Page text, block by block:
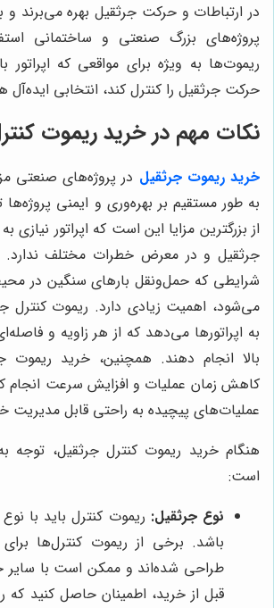
در ارتباطات و حرکت جرثقیل بهره می‌برند و
پروژه‌های بزرگ صنعتی و ساختمانی
ریموت‌ها به ویژه برای مواقعی که اپراتور
حرکت جرثقیل را کنترل کند، انتخابی ایده‌آل
نکات مهم در خرید ریموت
خرید ریموت جرثقیل در پروژه‌های صنعتی
به طور مستقیم بر بهره‌وری و ایمنی پروژه‌ها
از بزرگترین مزایا این است که اپراتور نیازی
جرثقیل و در معرض خطرات مختلف ندارد.
شرایطی که حمل‌ونقل بارهای سنگین در
می‌شود، اهمیت زیادی دارد. ریموت کنترل
به اپراتورها می‌دهد که از هر زاویه و
بالا انجام دهند. همچنین، خرید ریموت
کاهش زمان عملیات و افزایش سرعت انجام
عملیات‌های پیچیده به راحتی قابل مدیریت
هنگام خرید ریموت کنترل جرثقیل، توجه
است:
نوع جرثقیل: ریموت کنترل باید با
باشد. برخی از ریموت کنترل‌ها
طراحی شده‌اند و ممکن است با سایر
قبل از خرید، اطمینان حاصل کنید که